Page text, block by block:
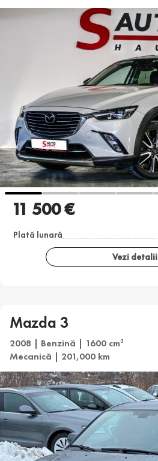
11 500 €
Plată lunară
Vezi detalii
Mazda 3
2008 | Benzină | 1600 cm3
Mecanică | 201,000 km